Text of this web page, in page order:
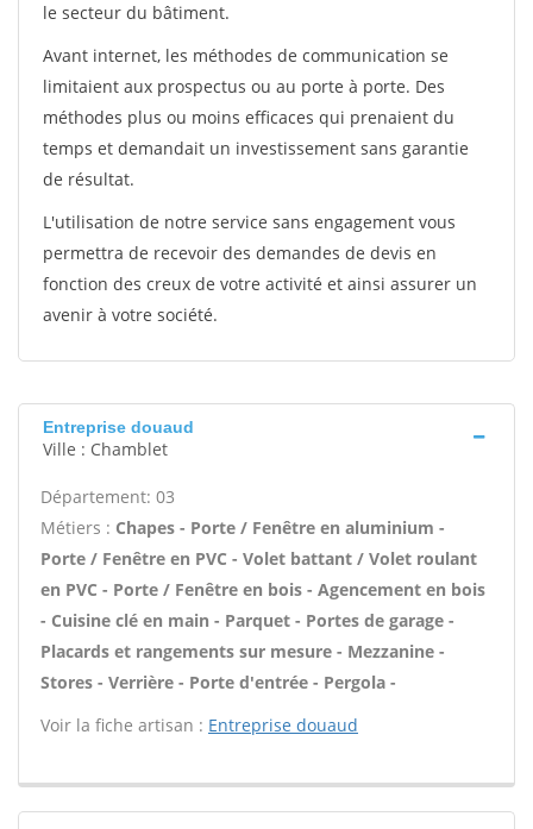
le secteur du bâtiment.
Avant internet, les méthodes de communication se
limitaient aux prospectus ou au porte à porte. Des
méthodes plus ou moins efficaces qui prenaient du
temps et demandait un investissement sans garantie
de résultat.
L'utilisation de notre service sans engagement vous
permettra de recevoir des demandes de devis en
fonction des creux de votre activité et ainsi assurer un
avenir à votre société.
Entreprise douaud
Ville : Chamblet
Département: 03
Métiers : Chapes - Porte / Fenêtre en aluminium -
Porte / Fenêtre en PVC - Volet battant / Volet roulant
en PVC - Porte / Fenêtre en bois - Agencement en bois
- Cuisine clé en main - Parquet - Portes de garage -
Placards et rangements sur mesure - Mezzanine -
Stores - Verrière - Porte d'entrée - Pergola -
Voir la fiche artisan : Entreprise douaud